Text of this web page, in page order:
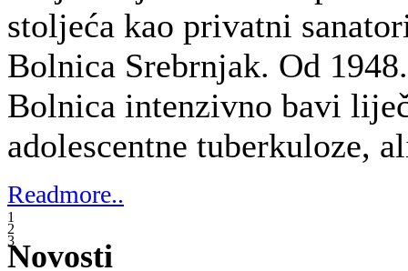
Obilježavanje ovogodišnjeg Svjetskog
pacijenta usmjereno je temom
dijagnoze u svrhu sigurnosti pacijenta,
"Radi pravilno, učini
„Get it right, make
Postavljena dijagnoza identificira
pacijenta. Kako bi bila pravilno
koji brinu o njemu trebaju dobro